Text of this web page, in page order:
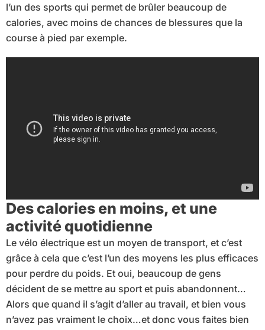
l’un des sports qui permet de brûler beaucoup de
calories, avec moins de chances de blessures que la
course à pied par exemple.
Des calories en moins, et une
activité quotidienne
Le vélo électrique est un moyen de transport, et c’est
grâce à cela que c’est l’un des moyens les plus efficaces
pour perdre du poids. Et oui, beaucoup de gens
décident de se mettre au sport et puis abandonnent…
Alors que quand il s’agit d’aller au travail, et bien vous
n’avez pas vraiment le choix…et donc vous faites bien